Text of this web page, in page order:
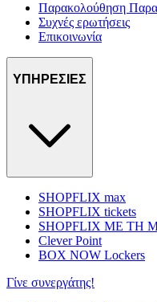
Παρακολούθηση
Συχνές ερωτήσεις
Επικοινωνία
ΥΠΗΡΕΣΙΕΣ
SHOPFLIX max
SHOPFLIX tickets
SHOPFLIX ΜΕ ΤΗ
Clever Point
BOX NOW Lockers
Γίνε συνεργάτης!